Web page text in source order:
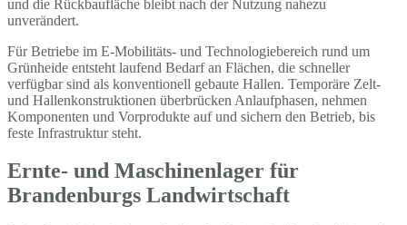
und die Rückbaufläche bleibt nach der Nutzung nahezu
unverändert.
Für Betriebe im E-Mobilitäts- und Technologiebereich rund um
Grünheide entsteht laufend Bedarf an Flächen, die schneller
verfügbar sind als konventionell gebaute Hallen. Temporäre Zelt-
und Hallenkonstruktionen überbrücken Anlaufphasen, nehmen
Komponenten und Vorprodukte auf und sichern den Betrieb, bis
feste Infrastruktur steht.
Ernte- und Maschinenlager für
Brandenburgs Landwirtschaft